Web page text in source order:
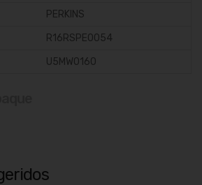
PERKINS
R16RSPE0054
U5MW0160